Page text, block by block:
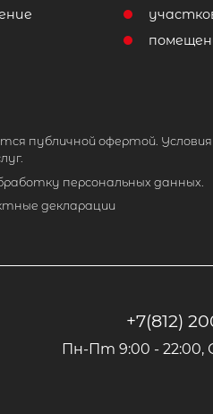
публичной офертой.
персональных данных.
декларации
+7(812)
Пн-Пт 9:00 - 22:00,